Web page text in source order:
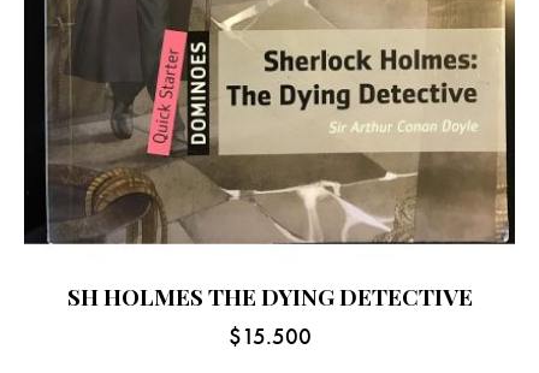
SH HOLMES THE DYING DETECTIVE
$15.500